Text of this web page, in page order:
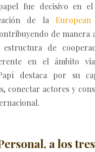
fue decisivo en
de la
de manera
de
en el ámbito
destaca por su
conectar actores y
a los